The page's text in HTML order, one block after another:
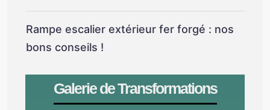
Rampe escalier extérieur fer forgé : nos
bons conseils !
Galerie de Transformations